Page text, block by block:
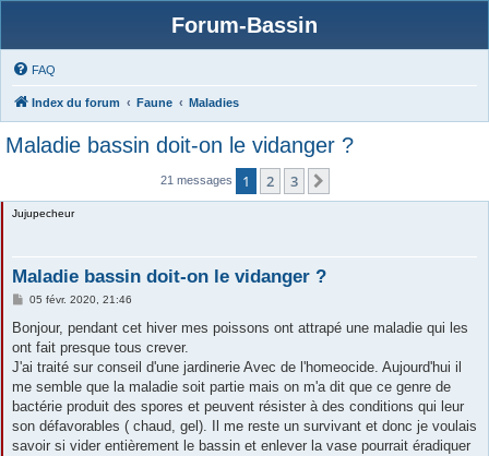
Forum-Bassin
FAQ
Index du forum Faune Maladies
Maladie bassin doit-on le vidanger ?
21 messages 1 2 3
Jujupecheur
Maladie bassin doit-on le vidanger ?
M
s
a
g
05 févr. 2020, 21:46
Bonjour, pendant cet hiver mes poissons ont attrapé une maladie qui les
ont fait presque tous crever.
J'ai traité sur conseil d'une jardinerie Avec de l'homeocide. Aujourd'hui il
me semble que la maladie soit partie mais on m'a dit que ce genre de
bactérie produit des spores et peuvent résister à des conditions qui leur
son défavorables ( chaud, gel). Il me reste un survivant et donc je voulais
savoir si vider entièrement le bassin et enlever la vase pourrait éradiquer